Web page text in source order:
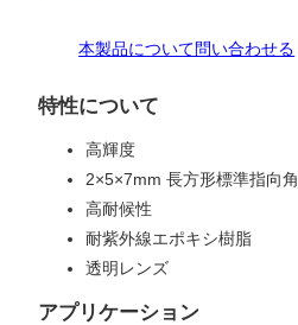
本製品について問い合わせる
特性について
高輝度
2×5×7mm 長方形標準指向角
高耐候性
耐紫外線エポキシ樹脂
透明レンズ
アプリケーション